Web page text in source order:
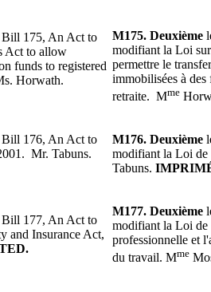
Bill 175, An Act to
Act to allow
funds to registered
Horwath.
M175. Deuxième
modifiant la Loi
permettre le
immobilisées à des
retraite. Mme
176, An Act to
Mr. Tabuns.
M176. Deuxième
modifiant la Loi
Tabuns.
177, An Act to
and Insurance Act,
M177. Deuxième
modifiant la Loi de
professionnelle et
du travail. Mme